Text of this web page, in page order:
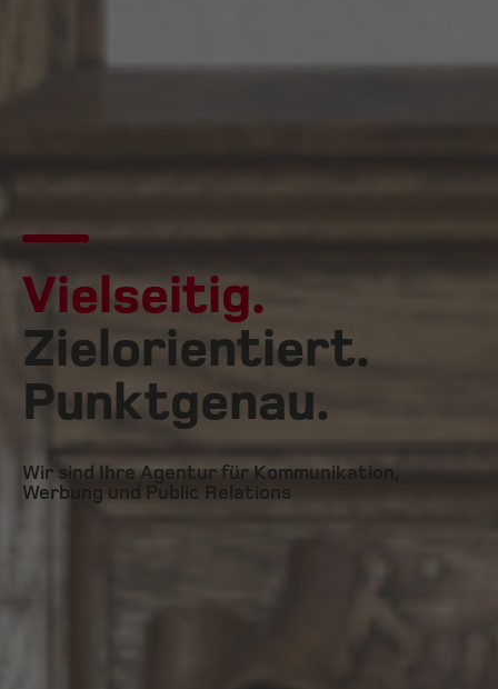
Vielseitig.
Zielorientiert.
Punktgenau.
Wir sind Ihre Agentur für Kommunikation,
Werbung und Public Relations